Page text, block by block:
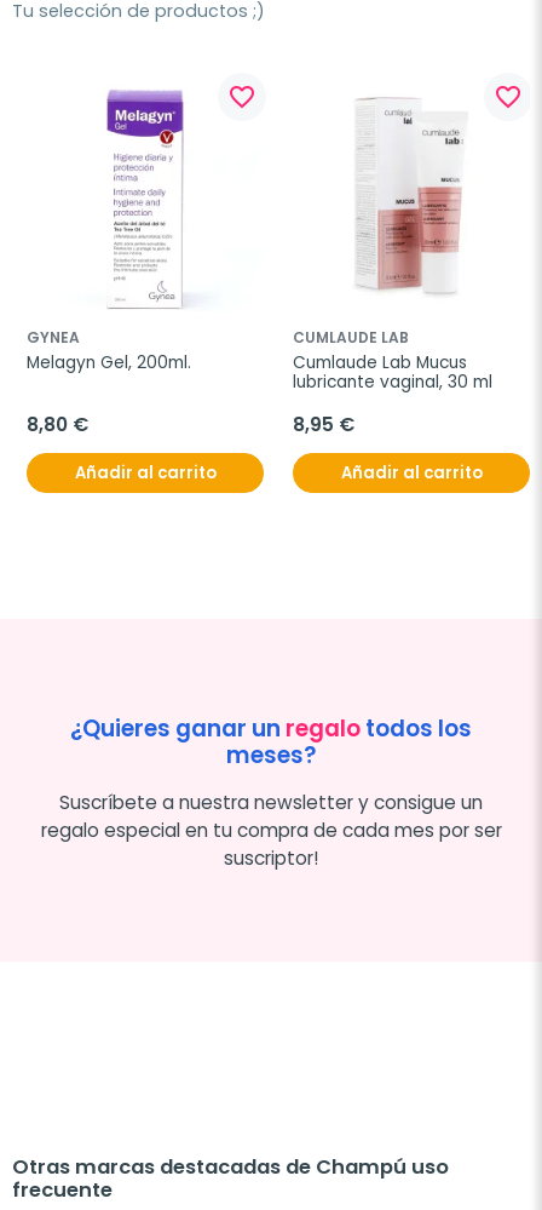
Tu selección de productos ;)
favorite_border
GYNEA
Melagyn Gel, 200ml.
8,80 €
Añadir al carrito
favorite_border
CUMLAUDE LAB
Cumlaude Lab Mucus
lubricante vaginal, 30 ml
8,95 €
Añadir al carrito
¿Quieres ganar un regalotodos los
meses?
Suscríbete a nuestra newsletter y consigue un
regalo especial en tu compra de cada mes por ser
suscriptor!
Otras marcas destacadas de Champú uso
frecuente